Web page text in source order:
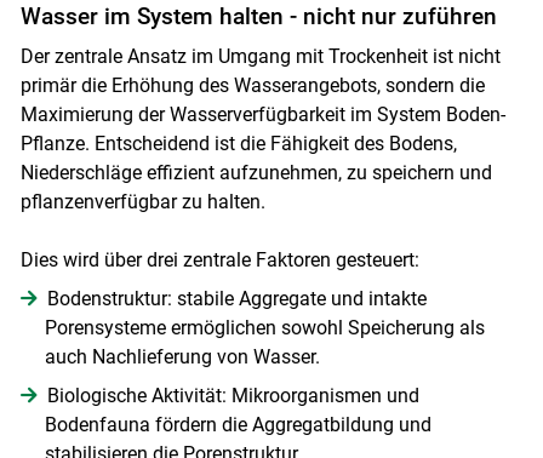
Wasser im System halten - nicht nur zuführen
Der zentrale Ansatz im Umgang mit Trockenheit ist nicht
primär die Erhöhung des Wasserangebots, sondern die
Maximierung der Wasserverfügbarkeit im System Boden-
Pflanze. Entscheidend ist die Fähigkeit des Bodens,
Niederschläge effizient aufzunehmen, zu speichern und
pflanzenverfügbar zu halten.
Dies wird über drei zentrale Faktoren gesteuert:
Bodenstruktur: stabile Aggregate und intakte
Porensysteme ermöglichen sowohl Speicherung als
auch Nachlieferung von Wasser.
Biologische Aktivität: Mikroorganismen und
Bodenfauna fördern die Aggregatbildung und
stabilisieren die Porenstruktur.